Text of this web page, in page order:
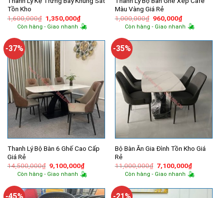
Tồn Kho
1,600,000₫ Giá
gốc
là:
1,350,000₫Giá
hiện
tại
1,350,000₫.
Còn hàng - Giao nhanh
Màu Vàng Giá Rẻ
1,000,000₫ Giá
gốc
là:
960,000₫Giá
hiện
tại
960,000₫.
Còn hàng - Giao nhanh
-37%
Thanh Lý Bộ Bàn 6 Ghế Cao Cấp
Giá Rẻ
14,500,000₫ Giá
gốc
là:
9,100,000₫Giá
hiện
tại
9,100,000₫.
Còn hàng - Giao nhanh
-35%
Bộ Bàn Ăn Gia Đình Tồn Kho Giá
Rẻ
11,000,000₫ Giá
gốc
là:
7,100,000₫Giá
hiện
tại
Còn hàng - Giao nhanh